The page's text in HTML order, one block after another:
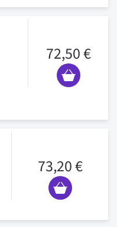
72,50 €
73,20 €